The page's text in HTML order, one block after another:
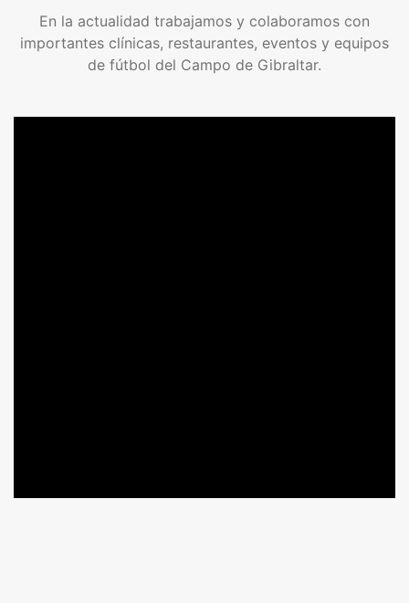
En la actualidad trabajamos y colaboramos con
importantes clínicas, restaurantes, eventos y equipos
de fútbol del Campo de Gibraltar.